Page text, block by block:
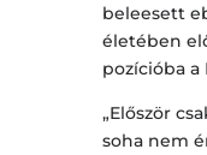
beleesett
életében
pozícióba a
„Először
soha nem